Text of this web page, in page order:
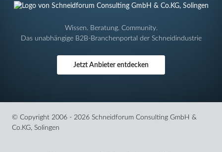
Wissen. Beratung. Community.
Das unabhängige B2B-Branchenportal der Schneidindustrie
Jetzt Anbieter entdecken
© Copyright 2006 - 2026 Schneidforum Consulting GmbH &
Co.KG, Solingen